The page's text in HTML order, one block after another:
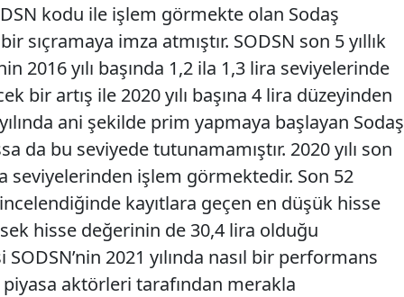
kodu ile işlem görmekte olan Sodaş
sıçramaya imza atmıştır. SODSN son 5 yıllık
2016 yılı başında 1,2 ila 1,3 lira seviyelerinde
bir artış ile 2020 yılı başına 4 lira düzeyinden
ani şekilde prim yapmaya başlayan Sodaş
da bu seviyede tutunamamıştır. 2020 yılı son
seviyelerinden işlem görmektedir. Son 52
kayıtlara geçen en düşük hisse
hisse değerinin de 30,4 lira olduğu
2021 yılında nasıl bir performans
piyasa aktörleri tarafından merakla